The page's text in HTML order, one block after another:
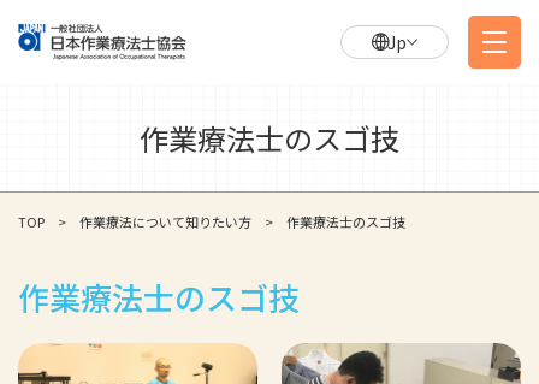
Jp
作業療法士のスゴ技
TOP 作業療法について知りたい方 作業療法士のスゴ技
作業療法士のスゴ技